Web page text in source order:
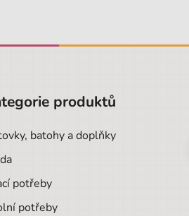
produktů
batohy a doplňky
potřeby
potřeby